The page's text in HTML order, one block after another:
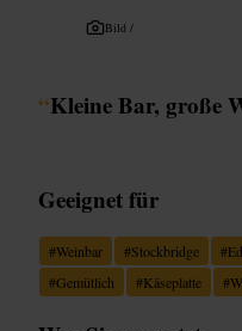
Bild /
“Kleine Bar, große
Geeignet für
#Weinbar #Stockbridge #
#Gemütlich #Käseplatte #